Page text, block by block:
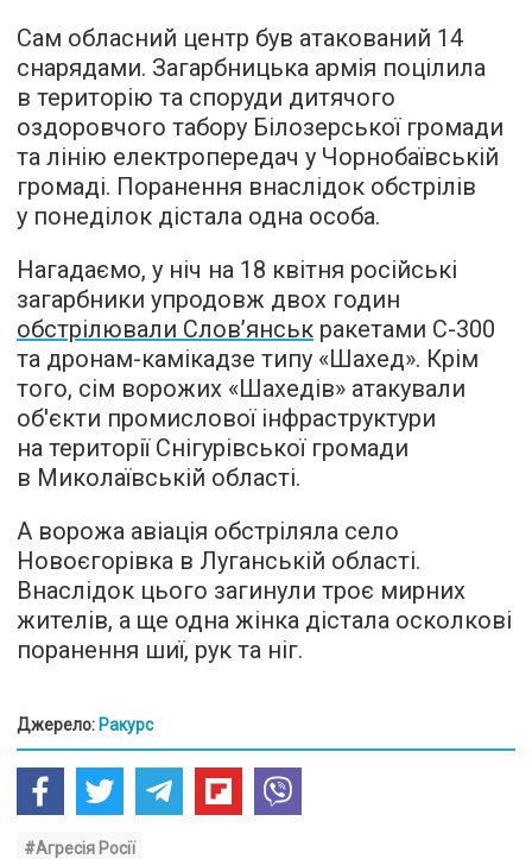
Сам обласний центр був атакований 14
снарядами. Загарбницька армія поцілила
в територію та споруди дитячого
оздоровчого табору Білозерської громади
та лінію електропередач у Чорнобаївській
громаді. Поранення внаслідок обстрілів
у понеділок дістала одна особа.
Нагадаємо, у ніч на 18 квітня російські
загарбники упродовж двох годин
обстрілювали Слов’янськ ракетами С-300
та дронам-камікадзе типу «Шахед». Крім
того, сім ворожих «Шахедів» атакували
об'єкти промислової інфраструктури
на території Снігурівської громади
в Миколаївській області.
А ворожа авіація обстріляла село
Новоєгорівка в Луганській області.
Внаслідок цього загинули троє мирних
жителів, а ще одна жінка дістала осколкові
поранення шиї, рук та ніг.
Джерело: Ракурс
#Агресія Росії